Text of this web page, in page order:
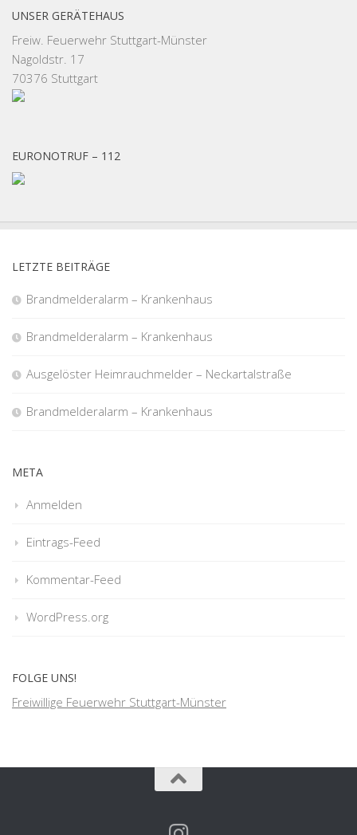
UNSER GERÄTEHAUS
Freiw. Feuerwehr Stuttgart-Münster
Nagoldstr. 17
70376 Stuttgart
EURONOTRUF – 112
LETZTE BEITRÄGE
Brandmelderalarm – Krankenhaus
Brandmelderalarm – Krankenhaus
Ausgelöster Heimrauchmelder – Neckartalstraße
Brandmelderalarm – Krankenhaus
META
Anmelden
Eintrags-Feed
Kommentar-Feed
WordPress.org
FOLGE UNS!
Freiwillige Feuerwehr Stuttgart-Münster